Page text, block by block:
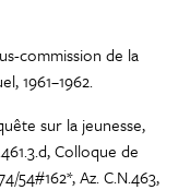
commission de la
1961–1962.
sur la jeunesse,
Colloque de
54#162*, Az. C.N.463,